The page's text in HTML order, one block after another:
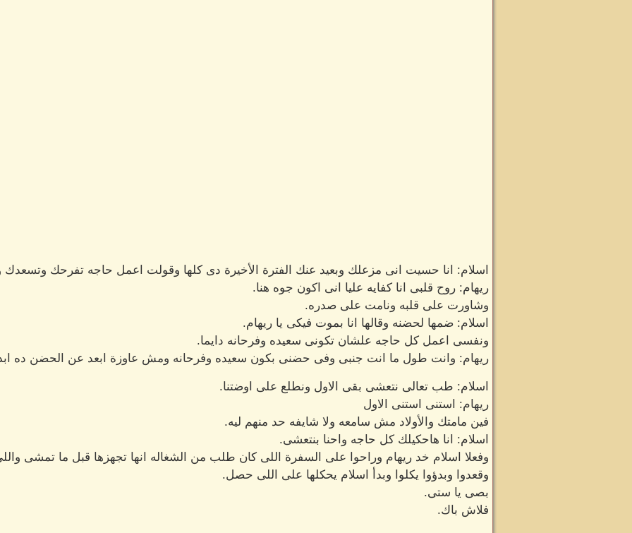
اسلام: انا حسيت انى مزعلك وبعيد عنك الفترة الأخيرة دى كلها وقولت اعمل حاجه تفرحك
ريهام: روح قلبى انا كفايه عليا انى اكون جوه هنا.
وشاورت على قلبه ونامت على صدره.
اسلام: ضمها لحضنه وقالها انا بموت فيكى يا ريهام.
ونفسى اعمل كل حاجه علشان تكونى سعيده وفرحانه دايما.
ريهام: وانت طول ما انت جنبى وفى حضنى بكون سعيده وفرحانه ومش عاوزة ابعد عن الحضن ده ابدا
اسلام: طب تعالى نتعشى بقى الاول ونطلع على اوضتنا.
ريهام: استنى استنى الاول
فين مامتك والأولاد مش سامعه ولا شايفه حد منهم ليه.
اسلام: انا هاحكيلك كل حاجه واحنا بنتعشى.
وفعلا اسلام خد ريهام وراحوا على السفرة اللى كان طلب من الشغاله انها تجهزها قبل ما تمشى
وقعدوا وبدؤوا يكلوا وبدأ اسلام يحكلها على اللى حصل.
بصى يا ستى.
فلاش باك.